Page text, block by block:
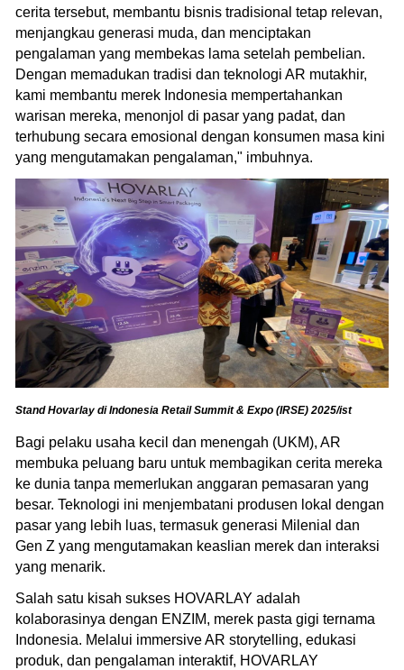
cerita tersebut, membantu bisnis tradisional tetap relevan,
menjangkau generasi muda, dan menciptakan
pengalaman yang membekas lama setelah pembelian.
Dengan memadukan tradisi dan teknologi AR mutakhir,
kami membantu merek Indonesia mempertahankan
warisan mereka, menonjol di pasar yang padat, dan
terhubung secara emosional dengan konsumen masa kini
yang mengutamakan pengalaman," imbuhnya.
Stand Hovarlay di Indonesia Retail Summit & Expo (IRSE) 2025/ist
Bagi pelaku usaha kecil dan menengah (UKM), AR
membuka peluang baru untuk membagikan cerita mereka
ke dunia tanpa memerlukan anggaran pemasaran yang
besar. Teknologi ini menjembatani produsen lokal dengan
pasar yang lebih luas, termasuk generasi Milenial dan
Gen Z yang mengutamakan keaslian merek dan interaksi
yang menarik.
Salah satu kisah sukses HOVARLAY adalah
kolaborasinya dengan ENZIM, merek pasta gigi ternama
Indonesia. Melalui immersive AR storytelling, edukasi
produk, dan pengalaman interaktif, HOVARLAY